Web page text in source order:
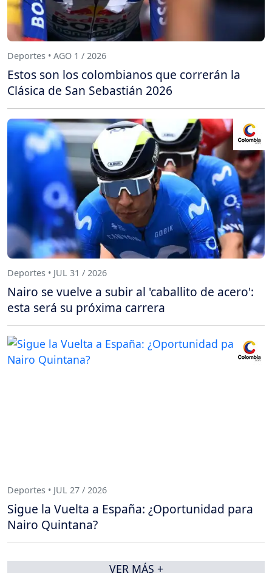
Deportes • AGO 1 / 2026
Estos son los colombianos que correrán la
Clásica de San Sebastián 2026
Deportes • JUL 31 / 2026
Nairo se vuelve a subir al 'caballito de acero':
esta será su próxima carrera
Deportes • JUL 27 / 2026
Sigue la Vuelta a España: ¿Oportunidad para
Nairo Quintana?
VER MÁS +